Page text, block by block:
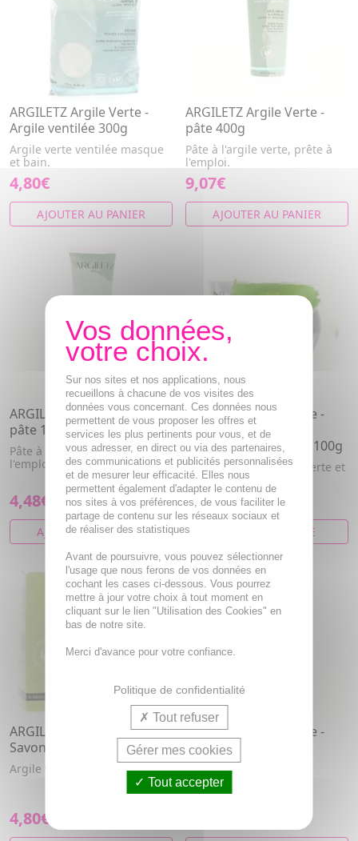
ARGILETZ Argile Verte -
Argile ventilée 300g
Argile verte ventilée masque
et bain.
4,80€
AJOUTER AU PANIER
ARGILETZ Argile Verte -
pâte 400g
Pâte à l'argile verte, prête à
l'emploi.
9,07€
AJOUTER AU PANIER
ARGILETZ Argile Verte -
pâte 100g
Pâte à l'argile verte, prête à
l'emploi.
4,48€
AJOUTER AU PANIER
ARGILETZ Argile Verte -
Cœur d'argile Savon
purifiant argile verte 100g
Savon purifiant argile verte et
parfum cologne
4,69€
VOIR CET ARTICLE
ARGILETZ Argile Verte -
Savon exfoliant 100g
Argile verte et algues brunes
4,80€
ARGILETZ Argile Verte -
Argile concassée 3kg
granulé
En cataplasme ou en
emplâtre
Sur nos sites et nos applications, nous
recueillons à chacune de vos visites des
données vous concernant. Ces données nous
permettent de vous proposer les offres et
services les plus pertinents pour vous, et de
vous adresser, en direct ou via des partenaires,
des communications et publicités personnalisées
et de mesurer leur efficacité. Elles nous
permettent également d'adapter le contenu de
nos sites à vos préférences, de vous faciliter le
partage de contenu sur les réseaux sociaux et
de réaliser des statistiques
Avant de poursuivre, vous pouvez sélectionner
l'usage que nous ferons de vos données en
cochant les cases ci-dessous. Vous pourrez
mettre à jour votre choix à tout moment en
cliquant sur le lien "Utilisation des Cookies" en
bas de notre site.
Merci d'avance pour votre confiance.
Politique de confidentialité
Tout refuser
Gérer mes cookies
Tout accepter